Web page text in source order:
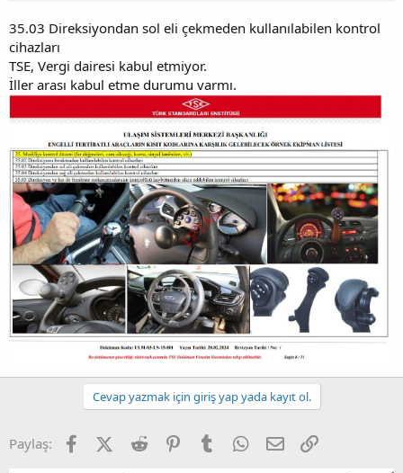
ş
l
a
t
a
t
i
h
35.03 Direksiyondan sol eli çekmeden kullanılabilen kontrol
cihazları
TSE, Vergi dairesi kabul etmiyor.
İller arası kabul etme durumu varmı.
Cevap yazmak için giriş yap yada kayıt ol.
Paylaş: FacebookX (Twitter)
Reddit PinterestTumblr WhatsApp
E-posta